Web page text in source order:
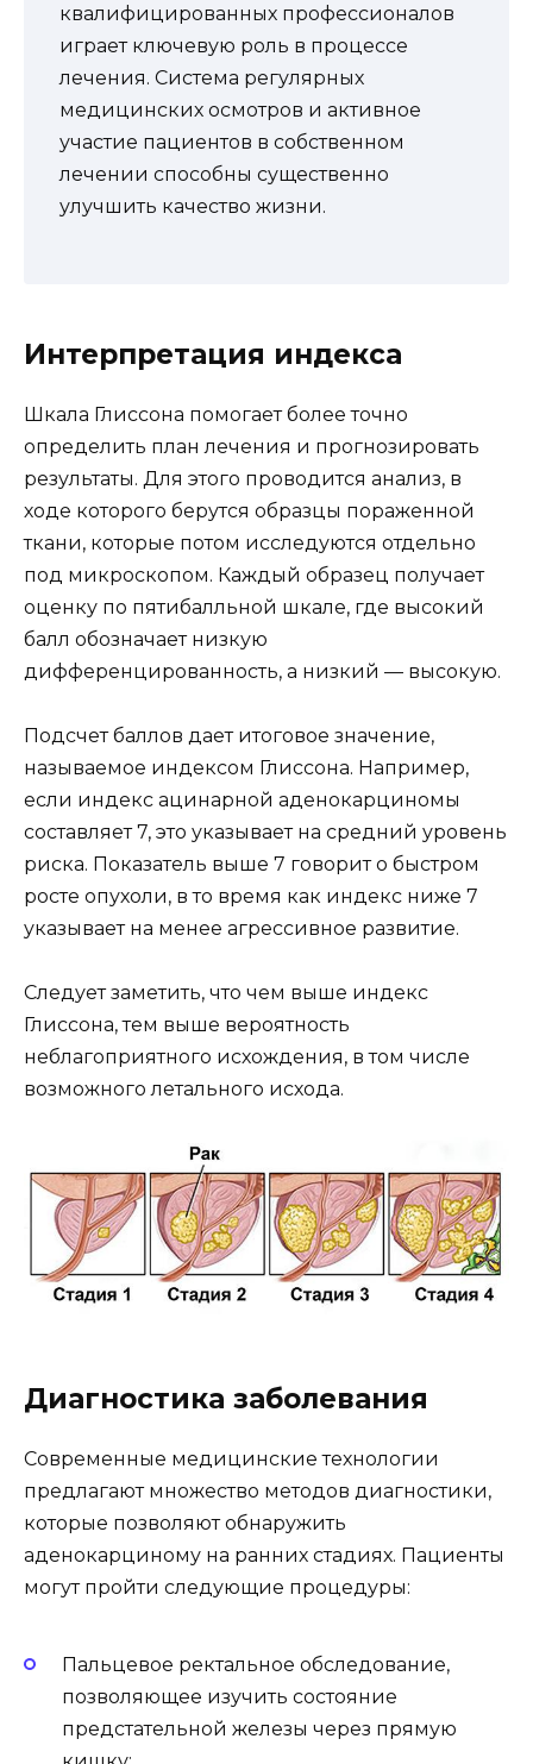
квалифицированных профессионалов
играет ключевую роль в процессе
лечения. Система регулярных
медицинских осмотров и активное
участие пациентов в собственном
лечении способны существенно
улучшить качество жизни.
Интерпретация индекса
Шкала Глиссона помогает более точно
определить план лечения и прогнозировать
результаты. Для этого проводится анализ, в
ходе которого берутся образцы пораженной
ткани, которые потом исследуются отдельно
под микроскопом. Каждый образец получает
оценку по пятибалльной шкале, где высокий
балл обозначает низкую
дифференцированность, а низкий — высокую.
Подсчет баллов дает итоговое значение,
называемое индексом Глиссона. Например,
если индекс ацинарной аденокарциномы
составляет 7, это указывает на средний уровень
риска. Показатель выше 7 говорит о быстром
росте опухоли, в то время как индекс ниже 7
указывает на менее агрессивное развитие.
Следует заметить, что чем выше индекс
Глиссона, тем выше вероятность
неблагоприятного исхождения, в том числе
возможного летального исхода.
Диагностика заболевания
Современные медицинские технологии
предлагают множество методов диагностики,
которые позволяют обнаружить
аденокарциному на ранних стадиях. Пациенты
могут пройти следующие процедуры:
Пальцевое ректальное обследование,
позволяющее изучить состояние
предстательной железы через прямую